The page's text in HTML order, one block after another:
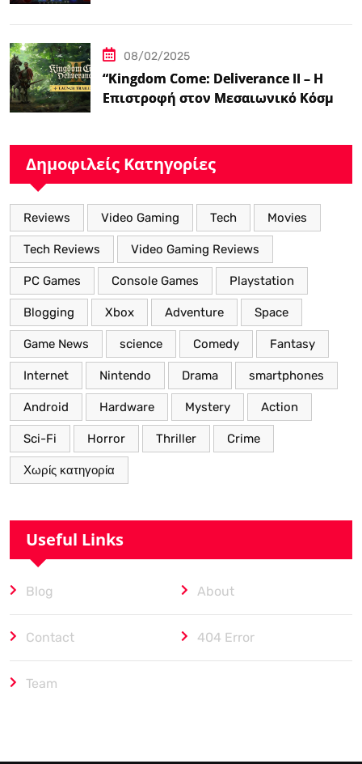
08/02/2025
“Kingdom Come: Deliverance II – Η
Επιστροφή στον Μεσαιωνικό Κόσμο
Δημοφιλείς Κατηγορίες
Reviews Video Gaming Tech Movies
Tech Reviews Video Gaming Reviews
PC Games Console Games Playstation
Blogging Xbox Adventure Space
Game News science Comedy Fantasy
Internet Nintendo Drama smartphones
Android Hardware Mystery Action
Sci-Fi Horror Thriller Crime
Χωρίς κατηγορία
Useful Links
Blog About
Contact 404 Error
Team